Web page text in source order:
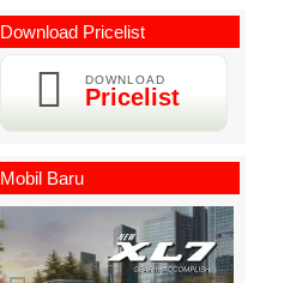
Download Pricelist
DOWNLOAD
Pricelist
Mobil Baru